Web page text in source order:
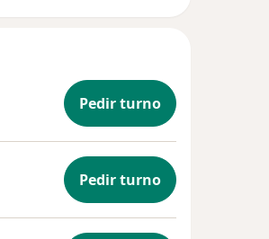
Pedir turno
Pedir turno